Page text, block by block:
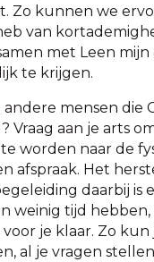
Zo kunnen we
van
met Leen
te krijgen.
andere mensen die
Vraag aan je arts
worden naar de
afspraak. Het
daarbij is
weinig tijd hebben,
je klaar. Zo kun
al je vragen